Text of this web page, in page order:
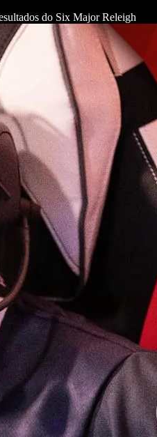
do Six Major Releigh